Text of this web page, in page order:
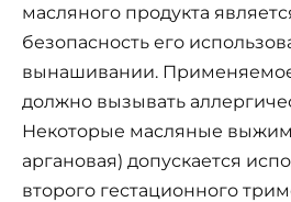
масляного продукта
безопасность его
вынашивании.
должно вызывать
Некоторые масляные
аргановая) допускается
второго гестационного